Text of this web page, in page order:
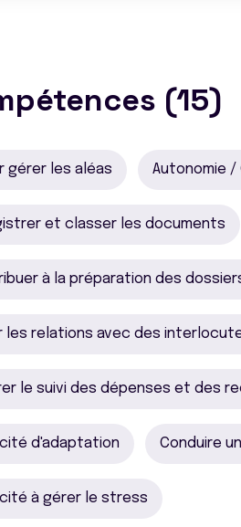
(15)
gérer les aléas Autonomie /
et classer les documents
à la préparation des
les relations avec des
le suivi des dépenses et des
d'adaptation Conduire
à gérer le stress